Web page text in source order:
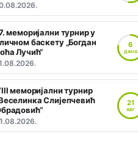
меморијални турнир у
баскету „Богдан
Лучић“
6
ДАНА
меморијални турнир
Слијепчевић
21
АВГ